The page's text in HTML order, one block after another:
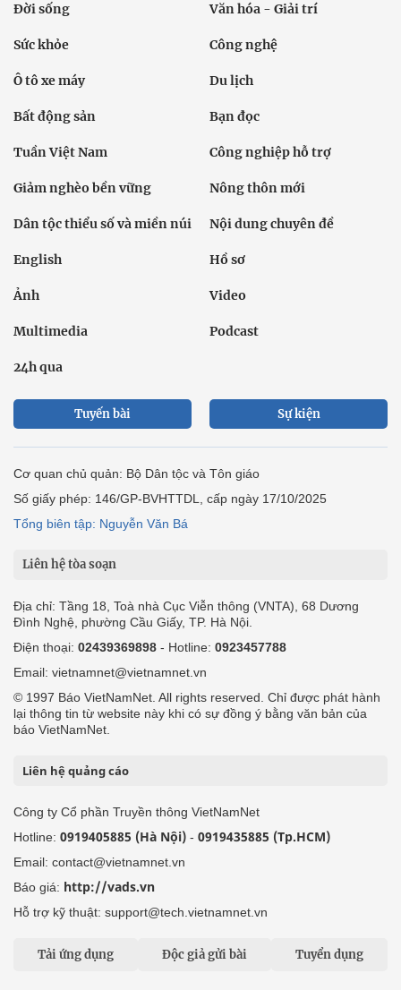
Đời sống Văn hóa - Giải trí
Sức khỏe Công nghệ
Ô tô xe máy Du lịch
Bất động sản Bạn đọc
Tuần Việt Nam Công nghiệp hỗ trợ
Giảm nghèo bền vững Nông thôn mới
Dân tộc thiểu số và miền núi Nội dung chuyên đề
English Hồ sơ
Ảnh Video
Multimedia Podcast
24h qua
Tuyến bài Sự kiện
Cơ quan chủ quản: Bộ Dân tộc và Tôn giáo
Số giấy phép: 146/GP-BVHTTDL, cấp ngày 17/10/2025
Tổng biên tập: Nguyễn Văn Bá
Liên hệ tòa soạn
Địa chỉ: Tầng 18, Toà nhà Cục Viễn thông (VNTA), 68 Dương
Đình Nghệ, phường Cầu Giấy, TP. Hà Nội.
Điện thoại: 02439369898 - Hotline: 0923457788
Email: vietnamnet@vietnamnet.vn
© 1997 Báo VietNamNet. All rights reserved. Chỉ được phát hành
lại thông tin từ website này khi có sự đồng ý bằng văn bản của
báo VietNamNet.
Liên hệ quảng cáo
Công ty Cổ phần Truyền thông VietNamNet
Hotline: 0919405885 (Hà Nội) - 0919435885 (Tp.HCM)
Email: contact@vietnamnet.vn
Báo giá: http://vads.vn
Hỗ trợ kỹ thuật: support@tech.vietnamnet.vn
Tải ứng dụng Độc giả gửi bài Tuyển dụng